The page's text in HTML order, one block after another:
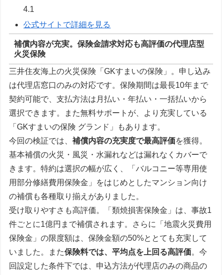
4.1
公式サイトで詳細を見る
補償内容が充実。保険金請求対応も高評価の代理店型
火災保険
三井住友海上の火災保険「GKすまいの保険」。申し込み
は代理店窓口のみの対応です。保険期間は最長10年まで
契約可能で、支払方法は月払い・年払い・一括払いから
選択できます。また無料サポートが、より充実している
「GKすまいの保険 グランド」もあります。
今回の検証では、補償内容の充実度で最高評価を獲得。
基本補償の火災・風災・水漏れなどは漏れなくカバーで
きます。特約は選択の幅が広く、「バルコニー等専用使
用部分修繕費用保険金」をはじめとしたマンション向け
の補償も各種取り揃えがありました。
受け取りやすさも高評価。「類焼損害保険金」は、事故1
件ごとに1億円まで補償されます。さらに「地震火災費用
保険金」の限度額は、保険金額の50%ととても充実して
いました。また保険料では、平均点を上回る高評価。今
回設定した条件下では、申込方法が代理店のみの商品の